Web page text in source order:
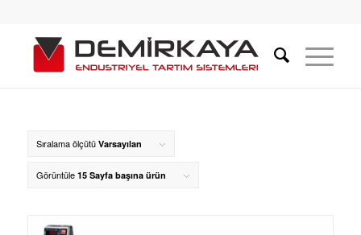
Sıralama ölçütü Varsayılan
Görüntüle 15 Sayfa başına ürün